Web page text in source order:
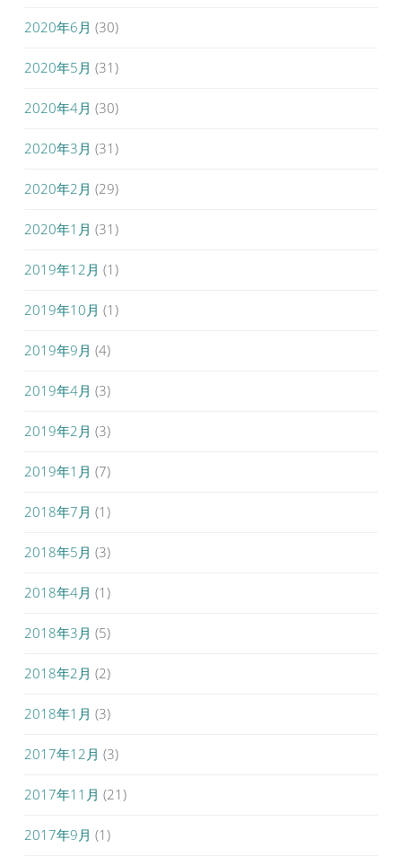
2020年6月 (30)
2020年5月 (31)
2020年4月 (30)
2020年3月 (31)
2020年2月 (29)
2020年1月 (31)
2019年12月 (1)
2019年10月 (1)
2019年9月 (4)
2019年4月 (3)
2019年2月 (3)
2019年1月 (7)
2018年7月 (1)
2018年5月 (3)
2018年4月 (1)
2018年3月 (5)
2018年2月 (2)
2018年1月 (3)
2017年12月 (3)
2017年11月 (21)
2017年9月 (1)